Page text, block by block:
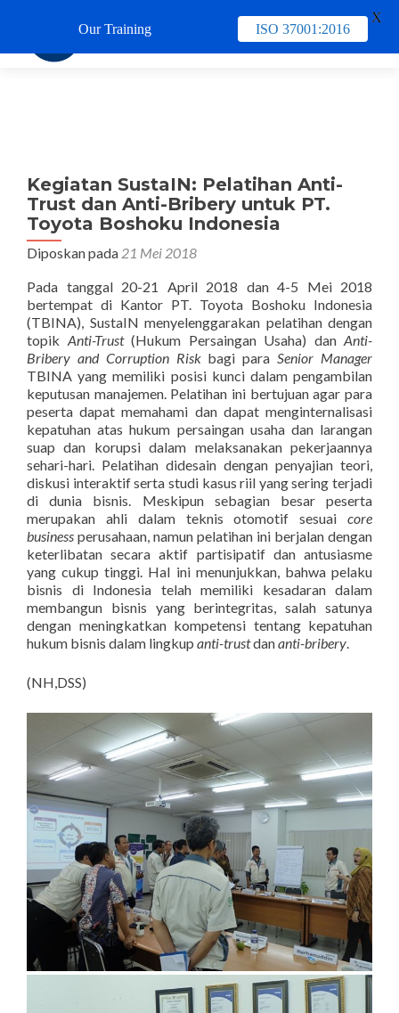
Kegiatan SustaIN: Pelatihan Anti-
Trust dan Anti-Bribery untuk PT.
Toyota Boshoku Indonesia
Diposkan pada 21 Mei 2018
Pada tanggal 20-21 April 2018 dan 4-5 Mei 2018
bertempat di Kantor PT. Toyota Boshoku Indonesia
(TBINA), SustaIN menyelenggarakan pelatihan dengan
topik Anti-Trust(Hukum Persaingan Usaha) dan Anti-
Bribery and Corruption Risk bagi paraSenior Manager
TBINA yang memiliki posisi kunci dalam pengambilan
keputusan manajemen. Pelatihan ini bertujuan agar para
peserta dapat memahami dan dapat menginternalisasi
kepatuhan atas hukum persaingan usaha dan larangan
suap dan korupsi dalam melaksanakan pekerjaannya
sehari-hari. Pelatihan didesain dengan penyajian teori,
diskusi interaktif serta studi kasus riil yang sering terjadi
di dunia bisnis. Meskipun sebagian besar peserta
merupakan ahli dalam teknis otomotif sesuai core
business perusahaan, namun pelatihan ini berjalan dengan
keterlibatan secara aktif partisipatif dan antusiasme
yang cukup tinggi. Hal ini menunjukkan, bahwa pelaku
bisnis di Indonesia telah memiliki kesadaran dalam
membangun bisnis yang berintegritas, salah satunya
dengan meningkatkan kompetensi tentang kepatuhan
hukum bisnis dalam lingkup anti-trustdananti-bribery.
(NH,DSS)
Our Training ISO 37001:2016
X